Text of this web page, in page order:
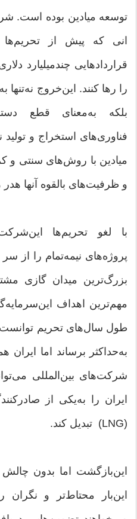
توسعه میادین بوده است.
انی که پیش از تحریم‌ها
قراردادهایی چندمیلیارد
را رها کنند. این‌خروج
بلکه به‌معنای قطع
فناوری‌های استخراج و تولید
میادین با روش‌های سنتی و
و ظرفیت‌های بالقوه آنها
با لغو تحریم‌ها
پروژه‌های نیمه‌تمام را از
بزرگ‌ترین میدان گازی
مهم‌ترین اهداف
طول سال‌های تحریم توانست
به‌حداکثر برساند اما
شرکت‌های بین‌المللی
ایران را به‌یکی از
(LNG) تبدیل کند.
این‌بازگشت اما بدون
این‌بار محتاط‌تر و